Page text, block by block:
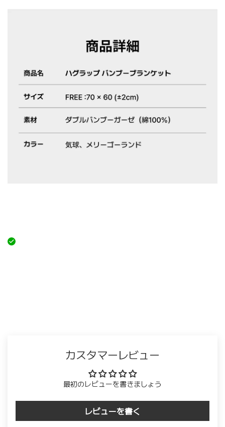
カスタマーレビュー
最初のレビューを書きましょう
レビューを書く